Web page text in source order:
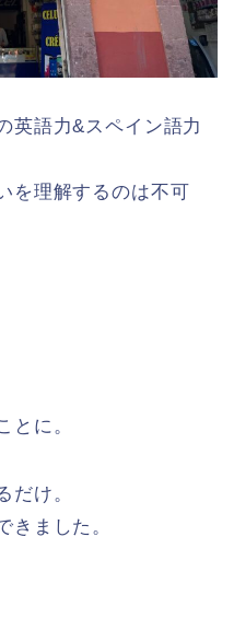
英語力&スペイン語力
を理解するのは不可
とに。
だけ。
きました。